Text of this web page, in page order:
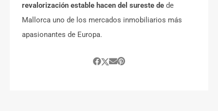
revalorización estable hacen del sureste de de
Mallorca uno de los mercados inmobiliarios más
apasionantes de Europa.